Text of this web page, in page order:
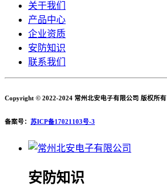
关于我们
产品中心
企业资质
安防知识
联系我们
Copyright © 2022-2024 常州北安电子有限公司 版权所有
备案号： 苏ICP备17021103号-3
安防知识